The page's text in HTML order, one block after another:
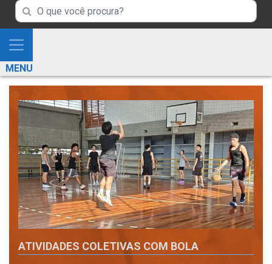
Campo
de
Busca
de
informações
Campo
de
de
informações
Mostra
e
Esconde
Menu
MENU
ATIVIDADES COLETIVAS COM BOLA